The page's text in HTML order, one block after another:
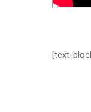
[text-